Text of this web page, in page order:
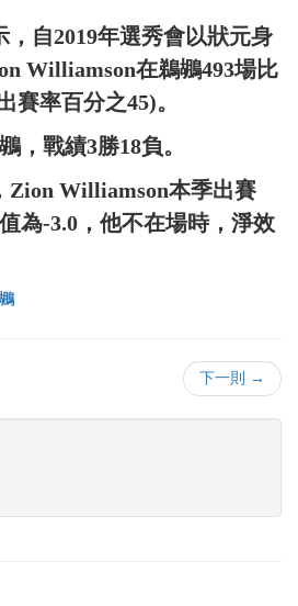
，自2019年選秀會以狀元身
Williamson在鵜鶘493場比
賽率百分之45)。
，戰績3勝18負。
Zion Williamson本季出賽
為-3.0，他不在場時，淨效
下一則 →